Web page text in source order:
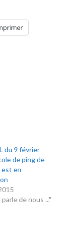
du 9 février
de ping de
est en
de nous ..."